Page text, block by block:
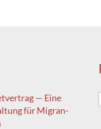
— Eine
für Migran­